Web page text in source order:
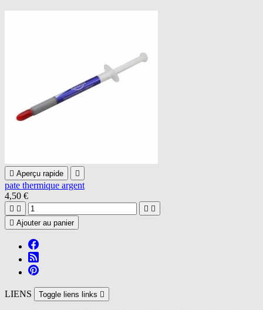
 Aperçu rapide 
pate thermique argent
4,50 €
   
 Ajouter au panier
LIENS Toggle liens links 